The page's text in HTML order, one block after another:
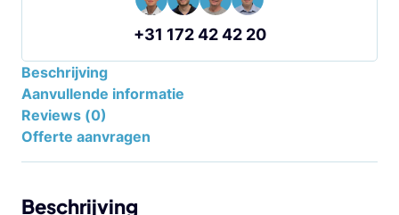
+31 172 42 42 20
Beschrijving
Aanvullende informatie
Reviews (0)
Offerte aanvragen
Beschrijving